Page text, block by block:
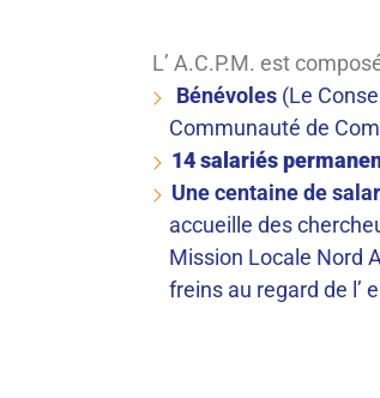
L’ A.C.P.M. est
Bénévoles(Le
Communauté de
14 salariés
Une centaine de
accueille des
Mission Locale Nord
freins au regard de l’